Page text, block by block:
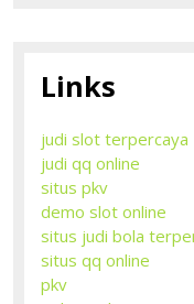
Links
judi slot terpercaya
judi qq online
situs pkv
demo slot online
situs judi bola
situs qq online
pkv